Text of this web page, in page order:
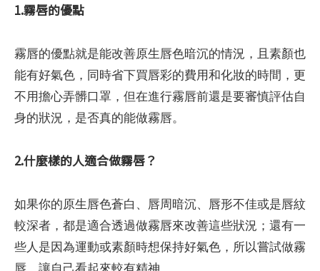
1.霧唇的優點
霧唇的優點就是能改善原生唇色暗沉的情況，且素顏也
能有好氣色，同時省下買唇彩的費用和化妝的時間，更
不用擔心弄髒口罩，但在進行霧唇前還是要審慎評估自
身的狀況，是否真的能做霧唇。
2.什麼樣的人適合做霧唇？
如果你的原生唇色蒼白、唇周暗沉、唇形不佳或是唇紋
較深者，都是適合透過做霧唇來改善這些狀況；還有一
些人是因為運動或素顏時想保持好氣色，所以嘗試做霧